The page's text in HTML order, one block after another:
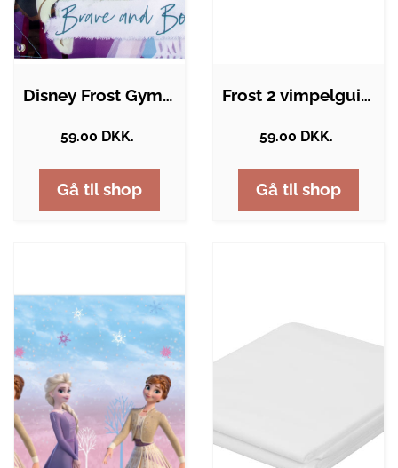
Disney Frost Gymnastikpose
59.00 DKK.
Gå til shop
Frost 2 vimpelguirlande 9 flag - 2,3 m
59.00 DKK.
Gå til shop